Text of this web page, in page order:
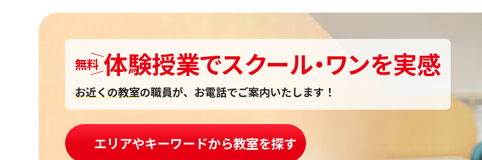
無料 体験授業でスクール・ワンを実感
お近くの教室の職員が、お電話でご案内いたします！
エリアやキーワードから教室を探す